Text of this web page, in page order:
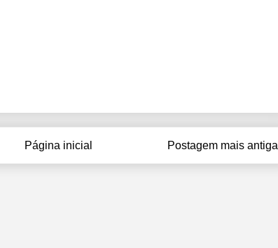
Postagem mais antiga
Página inicial